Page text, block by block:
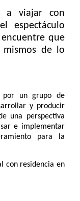
a viajar con
espectáculo
que
de lo
un grupo de
y producir
una perspectiva
e implementar
para la
con residencia en